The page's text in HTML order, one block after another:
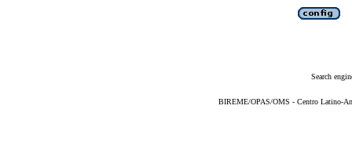
Search
BIREME/OPAS/OMS - Centro Latino-